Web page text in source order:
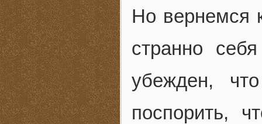
Но вернемся
странно
убежден,
поспорить,